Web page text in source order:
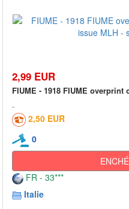
2,99 EUR
FIUME - 1918 FIUME
2,50 EUR
0
FR - 33***
Italie